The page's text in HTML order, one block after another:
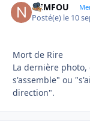
NEMFOU
Posté(e) le 10
Mort de Rire
La dernière
s'assemble" ou
direction".